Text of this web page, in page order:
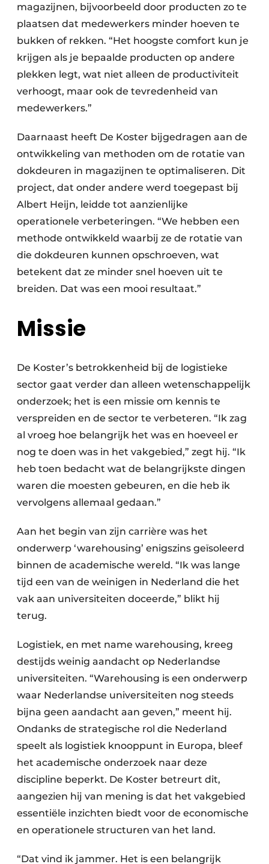
magazijnen, bijvoorbeeld door producten zo te
plaatsen dat medewerkers minder hoeven te
bukken of rekken. “Het hoogste comfort kun je
krijgen als je bepaalde producten op andere
plekken legt, wat niet alleen de productiviteit
verhoogt, maar ook de tevredenheid van
medewerkers.”
Daarnaast heeft De Koster bijgedragen aan de
ontwikkeling van methoden om de rotatie van
dokdeuren in magazijnen te optimaliseren. Dit
project, dat onder andere werd toegepast bij
Albert Heijn, leidde tot aanzienlijke
operationele verbeteringen. “We hebben een
methode ontwikkeld waarbij ze de rotatie van
die dokdeuren kunnen opschroeven, wat
betekent dat ze minder snel hoeven uit te
breiden. Dat was een mooi resultaat.”
Missie
De Koster’s betrokkenheid bij de logistieke
sector gaat verder dan alleen wetenschappelijk
onderzoek; het is een missie om kennis te
verspreiden en de sector te verbeteren. “Ik zag
al vroeg hoe belangrijk het was en hoeveel er
nog te doen was in het vakgebied,” zegt hij. “Ik
heb toen bedacht wat de belangrijkste dingen
waren die moesten gebeuren, en die heb ik
vervolgens allemaal gedaan.”
Aan het begin van zijn carrière was het
onderwerp ‘warehousing’ enigszins geïsoleerd
binnen de academische wereld. “Ik was lange
tijd een van de weinigen in Nederland die het
vak aan universiteiten doceerde,” blikt hij
terug.
Logistiek, en met name warehousing, kreeg
destijds weinig aandacht op Nederlandse
universiteiten. “Warehousing is een onderwerp
waar Nederlandse universiteiten nog steeds
bijna geen aandacht aan geven,” meent hij.
Ondanks de strategische rol die Nederland
speelt als logistiek knooppunt in Europa, bleef
het academische onderzoek naar deze
discipline beperkt. De Koster betreurt dit,
aangezien hij van mening is dat het vakgebied
essentiële inzichten biedt voor de economische
en operationele structuren van het land.
“Dat vind ik jammer. Het is een belangrijk